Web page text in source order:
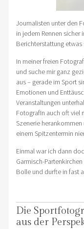
Journalisten unter den
in jedem Rennen
Berichterstattung etwas
In meiner freien
und suche mir ganz
aus – gerade im Sport
Emotionen und
Veranstaltungen
FotografIn auch oft viel
Szenerie
einem Spitzentermin
Einmal war ich dann
Garmisch-
Bolle und durfte in fast
Die
aus der